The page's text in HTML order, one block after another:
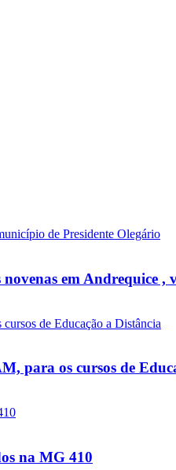
em Andrequice ,
para os cursos de
na MG 410